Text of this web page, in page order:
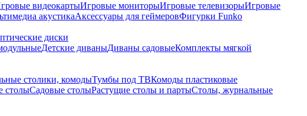
видеокартыИгровые мониторыИгровые телевизорыИгровые
акустикаАксессуары для геймеровФигурки Funko
диски
Детские диваныДиваны садовыеКомплекты мягкой
столики, комодыТумбы под ТВКомоды пластиковые
столыСадовые столыРастущие столы и партыСтолы, журнальные